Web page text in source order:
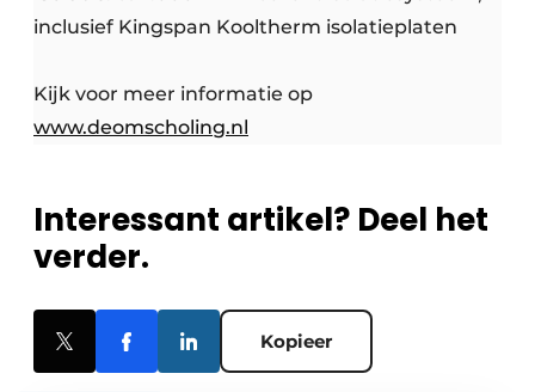
inclusief Kingspan Kooltherm isolatieplaten
Kijk voor meer informatie op
www.deomscholing.nl
Interessant artikel? Deel het
verder.
Kopieer